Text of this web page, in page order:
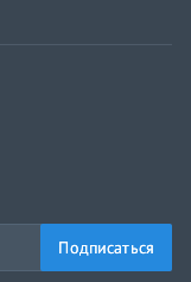
Подписаться